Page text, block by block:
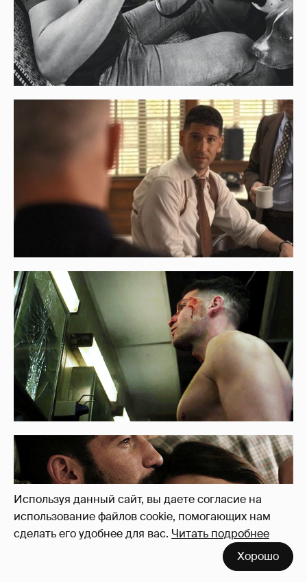
Используя данный сайт, вы даете согласие на
использование файлов cookie, помогающих нам
сделать его удобнее для вас. Читать подробнее
Хорошо